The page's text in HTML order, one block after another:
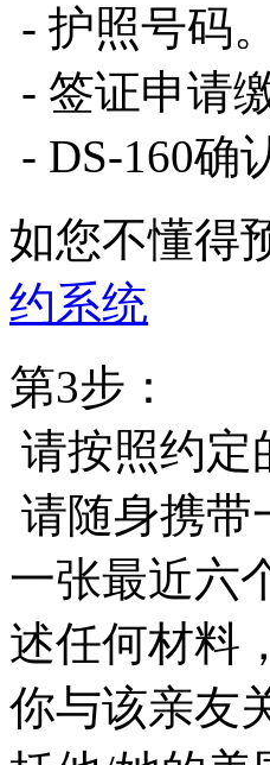
- 护照号码。
- 签证申请
- DS-160确
如您不懂得
约系统
第3步：
请按照约定
请随身携带
一张最近六
述任何材料
你与该亲友